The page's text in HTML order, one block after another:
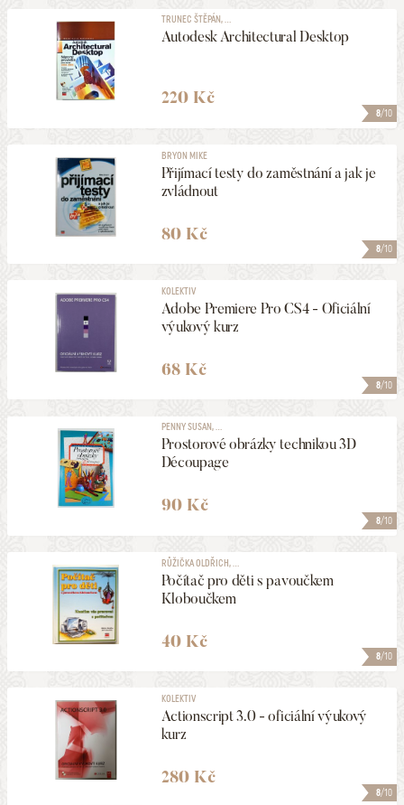
8/10
TRUNEC ŠTĚPÁN, ...
Autodesk Architectural Desktop
220 Kč
8/10
BRYON MIKE
Přijímací testy do zaměstnání a jak je
zvládnout
80 Kč
8/10
KOLEKTIV
Adobe Premiere Pro CS4 - Oficiální
výukový kurz
68 Kč
8/10
PENNY SUSAN, ...
Prostorové obrázky technikou 3D
Découpage
90 Kč
8/10
RŮŽIČKA OLDŘICH, ...
Počítač pro děti s pavoučkem
Kloboučkem
40 Kč
8/10
KOLEKTIV
Actionscript 3.0 - oficiální výukový
kurz
280 Kč